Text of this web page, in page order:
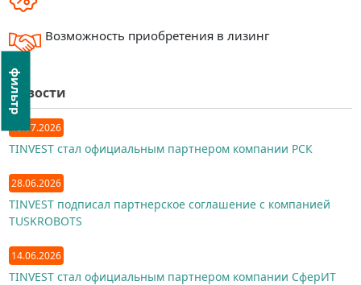
фильтр
Возможность приобретения в лизинг
Новости
15.07.2026
TINVEST стал официальным партнером компании РСК
28.06.2026
TINVEST подписал партнерское соглашение с компанией
TUSKROBOTS
14.06.2026
TINVEST стал официальным партнером компании СферИТ